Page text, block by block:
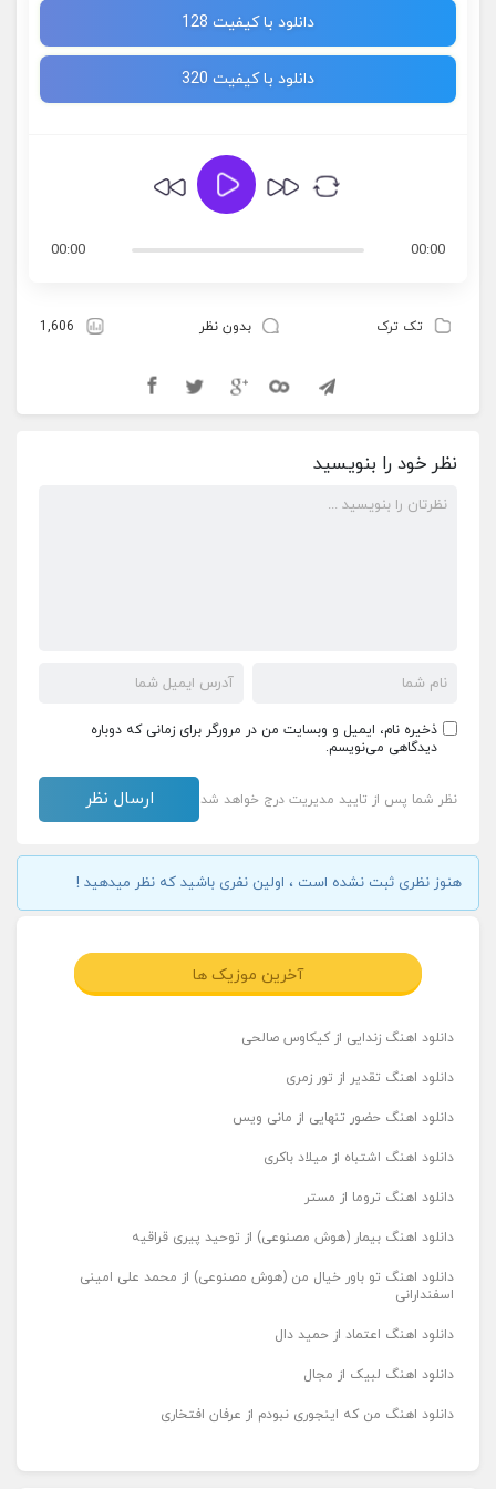
دانلود با کیفیت 128
دانلود با کیفیت 320
00:00
00:00
تک ترک بدون نظر 1,606
نظر خود را بنویسید
ذخیره نام، ایمیل و وبسایت من در مرورگر برای زمانی که دوباره
دیدگاهی می‌نویسم.
نظر شما پس از تایید مدیریت درج خواهد شد
هنوز نظری ثبت نشده است ، اولین نفری باشید که نظر میدهید !
آخرین موزیک ها
دانلود اهنگ زندایی از کیکاوس صالحی
دانلود اهنگ تقدیر از تور زمری
دانلود اهنگ حضور تنهایی از مانی ویس
دانلود اهنگ اشتباه از میلاد باکری
دانلود اهنگ تروما از مستر
دانلود اهنگ بیمار (هوش مصنوعی) از توحید پیری قراقیه
دانلود اهنگ تو باور خیال من (هوش مصنوعی) از محمد علی امینی
اسفندارانی
دانلود اهنگ اعتماد از حمید دال
دانلود اهنگ لبیک از مجال
دانلود اهنگ من که اینجوری نبودم از عرفان افتخاری